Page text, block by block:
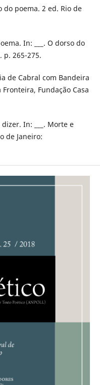
do poema. 2 ed. Rio de
In: ___. O dorso do
p. 265-275.
de Cabral com Bandeira
Fundação Casa
In: ___. Morte e
de Janeiro: